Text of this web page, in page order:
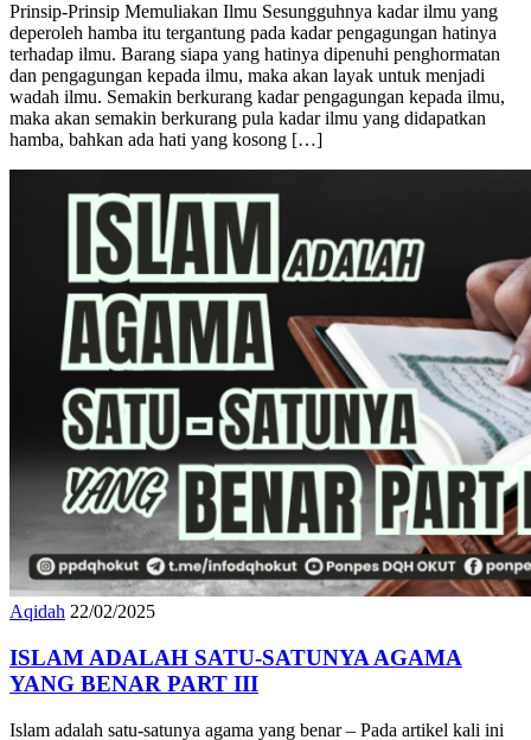
Prinsip-Prinsip Memuliakan Ilmu Sesungguhnya kadar ilmu yang
deperoleh hamba itu tergantung pada kadar pengagungan hatinya
terhadap ilmu. Barang siapa yang hatinya dipenuhi penghormatan
dan pengagungan kepada ilmu, maka akan layak untuk menjadi
wadah ilmu. Semakin berkurang kadar pengagungan kepada ilmu,
maka akan semakin berkurang pula kadar ilmu yang didapatkan
hamba, bahkan ada hati yang kosong […]
Aqidah 22/02/2025
ISLAM ADALAH SATU-SATUNYA AGAMA
YANG BENAR PART III
Islam adalah satu-satunya agama yang benar – Pada artikel kali ini